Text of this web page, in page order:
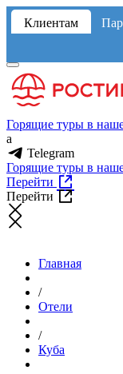
Клиентам
Горящие туры в
a
Telegram
Горящие туры в
Перейти
Перейти
Главная
/
Отели
/
Куба